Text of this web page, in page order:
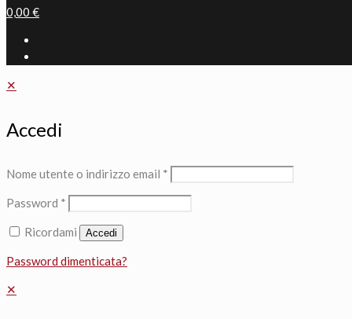
0,00 €
✕
Accedi
Nome utente o indirizzo email *
Password *
Ricordami Accedi
Password dimenticata?
✕